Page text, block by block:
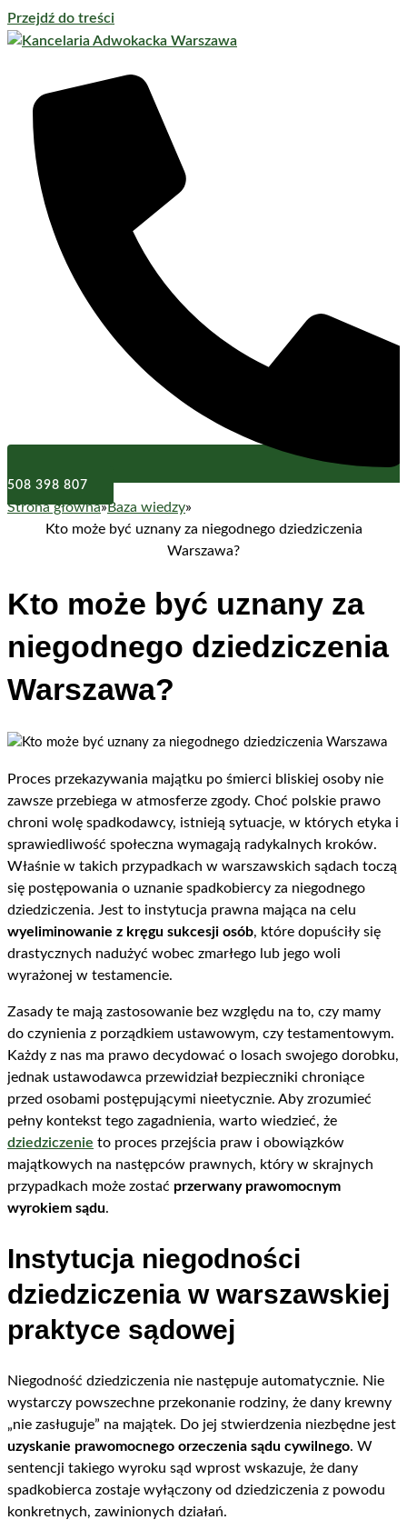
Przejdź do treści
508 398 807
Strona główna»Baza wiedzy»
Kto może być uznany za niegodnego dziedziczenia
Warszawa?
Kto może być uznany za
niegodnego dziedziczenia
Warszawa?
Proces przekazywania majątku po śmierci bliskiej osoby nie
zawsze przebiega w atmosferze zgody. Choć polskie prawo
chroni wolę spadkodawcy, istnieją sytuacje, w których etyka i
sprawiedliwość społeczna wymagają radykalnych kroków.
Właśnie w takich przypadkach w warszawskich sądach toczą
się postępowania o uznanie spadkobiercy za niegodnego
dziedziczenia. Jest to instytucja prawna mająca na celu
wyeliminowanie z kręgu sukcesji osób, które dopuściły się
drastycznych nadużyć wobec zmarłego lub jego woli
wyrażonej w testamencie.
Zasady te mają zastosowanie bez względu na to, czy mamy
do czynienia z porządkiem ustawowym, czy testamentowym.
Każdy z nas ma prawo decydować o losach swojego dorobku,
jednak ustawodawca przewidział bezpieczniki chroniące
przed osobami postępującymi nieetycznie. Aby zrozumieć
pełny kontekst tego zagadnienia, warto wiedzieć, że
dziedziczenie to proces przejścia praw i obowiązków
majątkowych na następców prawnych, który w skrajnych
przypadkach może zostać przerwany prawomocnym
wyrokiem sądu.
Instytucja niegodności
dziedziczenia w warszawskiej
praktyce sądowej
Niegodność dziedziczenia nie następuje automatycznie. Nie
wystarczy powszechne przekonanie rodziny, że dany krewny
„nie zasługuje” na majątek. Do jej stwierdzenia niezbędne jest
uzyskanie prawomocnego orzeczenia sądu cywilnego. W
sentencji takiego wyroku sąd wprost wskazuje, że dany
spadkobierca zostaje wyłączony od dziedziczenia z powodu
konkretnych, zawinionych działań.